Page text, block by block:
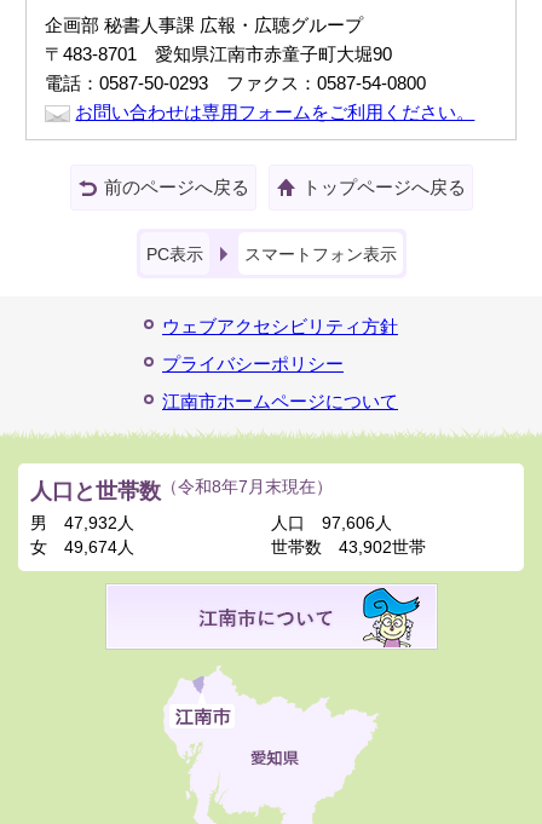
企画部 秘書人事課 広報・広聴グループ
〒483-8701 愛知県江南市赤童子町大堀90
電話：0587-50-0293 ファクス：0587-54-0800
お問い合わせは専用フォームをご利用ください。
前のページへ戻る トップページへ戻る
PC表示 スマートフォン表示
ウェブアクセシビリティ方針
プライバシーポリシー
江南市ホームページについて
人口と世帯数 （令和8年7月末現在）
男
47,932人
女
49,674人
人口
97,606人
世帯数
43,902世帯